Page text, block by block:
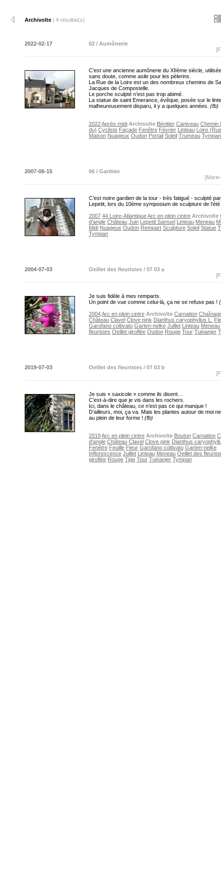
Archivolte | 4 résultat(s)
2022-02-17
02 / Aumônerie
C’est une ancienne aumônerie du XIIème siècle,
sans doute, comme asile pour les pèlerins.
La Rue de la Loire est un des nombreux chemins de
Jacques de Compostelle.
Le porche sculpté n’est pas trop abimé.
La statue de saint Emerance, évêque, posée sur le
malheureusement disparu, il y a quelques années. (fb)
2022Après-midi Archivolte Bénitier Caniveau Chemin
du) Cycliste Façade Fenêtre Février Linteau Loire
Maison Nuageux Oudon Portail Soleil Trumeau Tympan
2007-06-15
06 / Gardien
C’est notre gardien de la tour - très fatigué - sculpté
Lepetit, lors du 10ème symposium de sculpture de
2007 44 Loire-AtlantiqueArc en plein cintre Archivolte
d'angle Château Juin Lepetit Samuel Linteau Meneau
Midi Nuageux Oudon Rempart Sculpture Soleil Statue
Tympan
2004-07-03
Oeillet des fleuristes / 07 03 a
Je suis fidèle à mes remparts.
Un point de vue comme celui-là, ça ne se refuse pas !
2004Arc en plein cintre Archivolte Carnation
Château Clavel Clove pink Dianthus caryophyllus L.
Garofano coltivato Garten-nelke Juillet Linteau Meneau
fleuristes Oeillet giroflée Oudon Rouge Tour Tuinanjer
2019-07-03
Oeillet des fleuristes / 07 03 b
Je suis « saxicole » comme ils disent…
C’est-à-dire que je vis dans les rochers.
Ici, dans le château, ce n’est pas ce qui manque !
D’ailleurs, moi, ça va. Mais les plantes autour de moi
au plein de leur forme ! (fb)
2019Arc en plein cintre Archivolte Bouton Carnation
d'angle Château Clavel Clove pink Dianthus
Fenêtre Feuille Fleur Garofano coltivato Garten-nelke
Inflorescence Juillet Linteau Meneau Oeillet des
giroflée Rouge Tige Tour Tuinanjer Tympan